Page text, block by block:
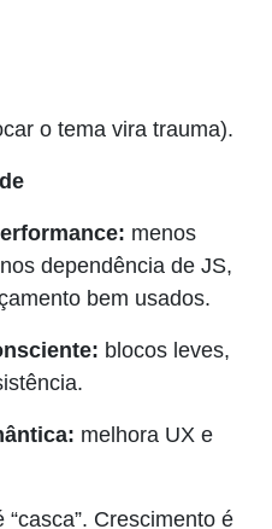
o tema vira trauma).
menos
dependência de JS,
bem usados.
blocos leves,
melhora UX e
“casca”. Crescimento é